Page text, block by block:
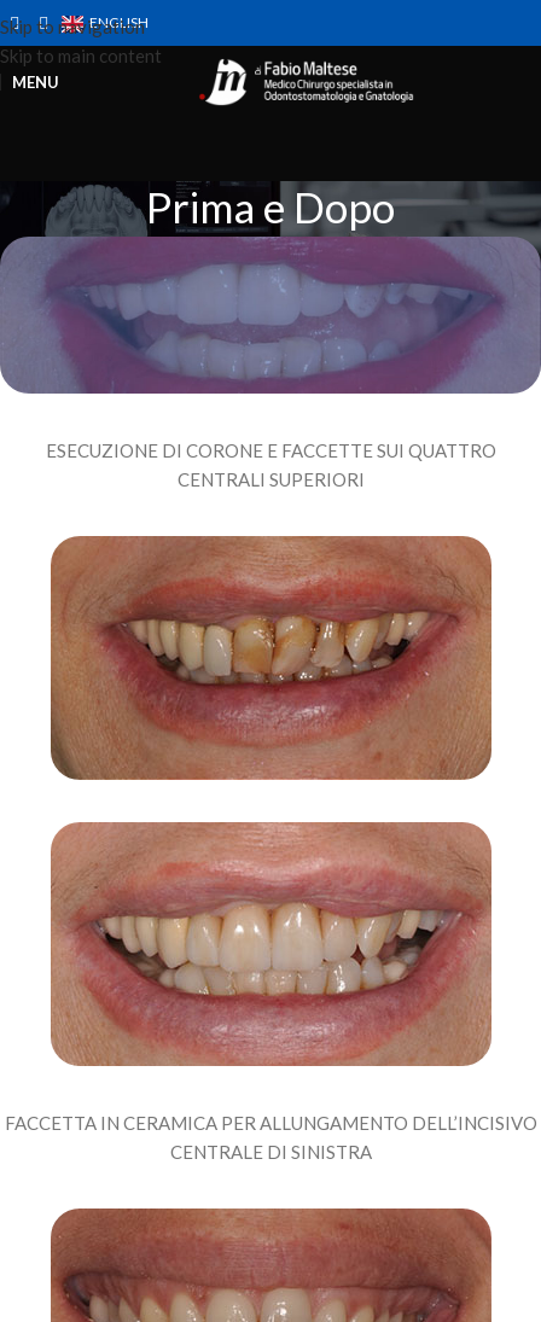
Skip to navigation
Skip to main content
ENGLISH
MENU
Prima e Dopo
Prestazioni Prima e Dopo
ESECUZIONE DI CORONE E FACCETTE SUI QUATTRO
CENTRALI SUPERIORI
FACCETTA IN CERAMICA PER ALLUNGAMENTO DELL’INCISIVO
CENTRALE DI SINISTRA